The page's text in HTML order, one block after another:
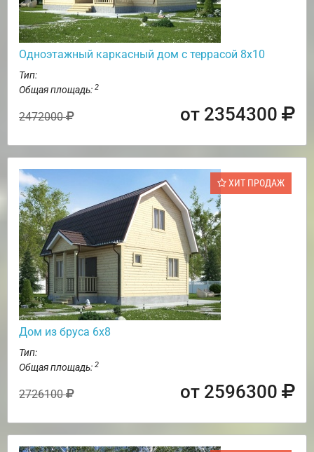
Одноэтажный каркасный дом с террасой 8х10
Тип:
Общая площадь: 2
2472000 от 2354300
ХИТ ПРОДАЖ
Дом из бруса 6х8
Тип:
Общая площадь: 2
2726100 от 2596300